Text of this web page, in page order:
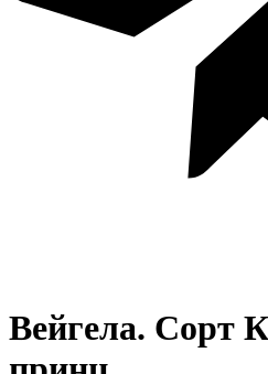
Вейгела. Сорт